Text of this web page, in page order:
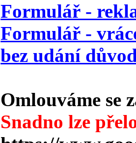
Formulář -
Formulář -
bez udání
Omlouváme se
Snadno lze